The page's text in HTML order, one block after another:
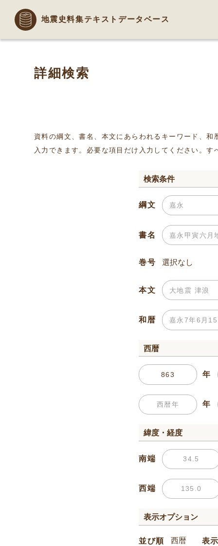
地震史料集テキストデータベース
詳細検索
資料の綱文、書名、本文にあらわれるキーワード、
入力できます。必要な項目だけ入力してください。
検索条件
綱文
書名
巻号
本文
和暦
西暦
年
年
緯度・経度
南端
西端
表示オプション
並び順 表